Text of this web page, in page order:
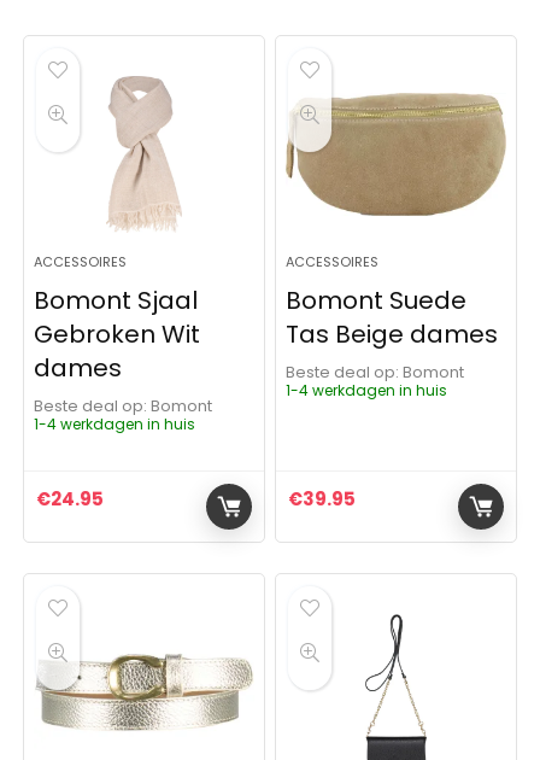
ACCESSOIRES
Bomont Sjaal
Gebroken Wit
dames
Beste deal op:
Bomont
1-4 werkdagen in huis
€24.95
ACCESSOIRES
Bomont Suede
Tas Beige dames
Beste deal op:
Bomont
1-4 werkdagen in huis
€39.95